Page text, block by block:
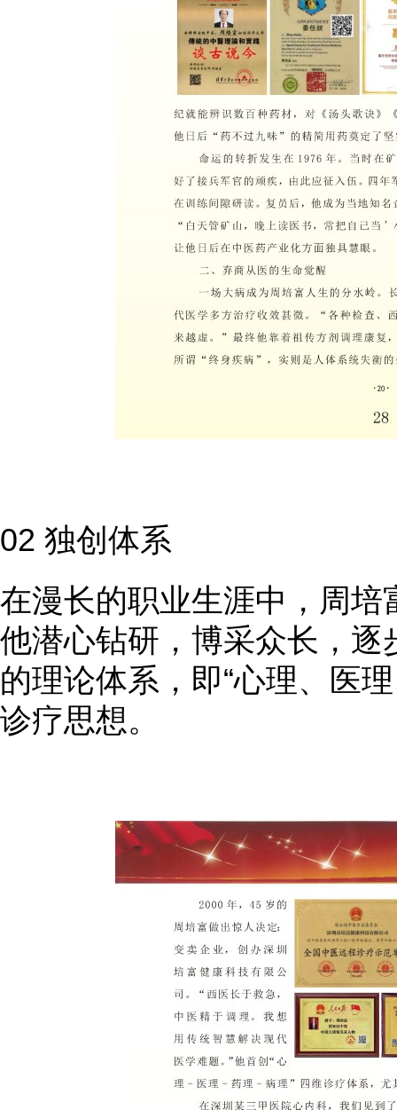
02 独创体系
在漫长的职业生涯中，周
他潜心钻研，博采众长，
的理论体系，即“心理、医
诊疗思想。